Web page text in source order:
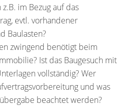
im Bezug auf das
evtl. vorhandener
Baulasten?
zwingend benötigt beim
Ist das Baugesuch mit
vollständig? Wer
und was
beachtet werden?